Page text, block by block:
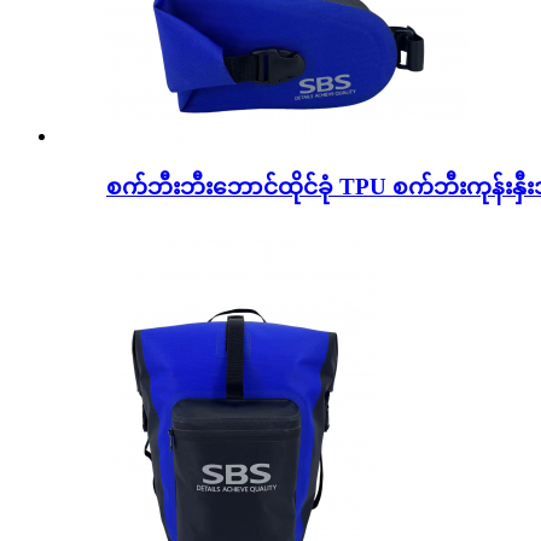
စက်ဘီးဘီးဘောင်ထိုင်ခုံ TPU စက်ဘီးကုန်းနှီ